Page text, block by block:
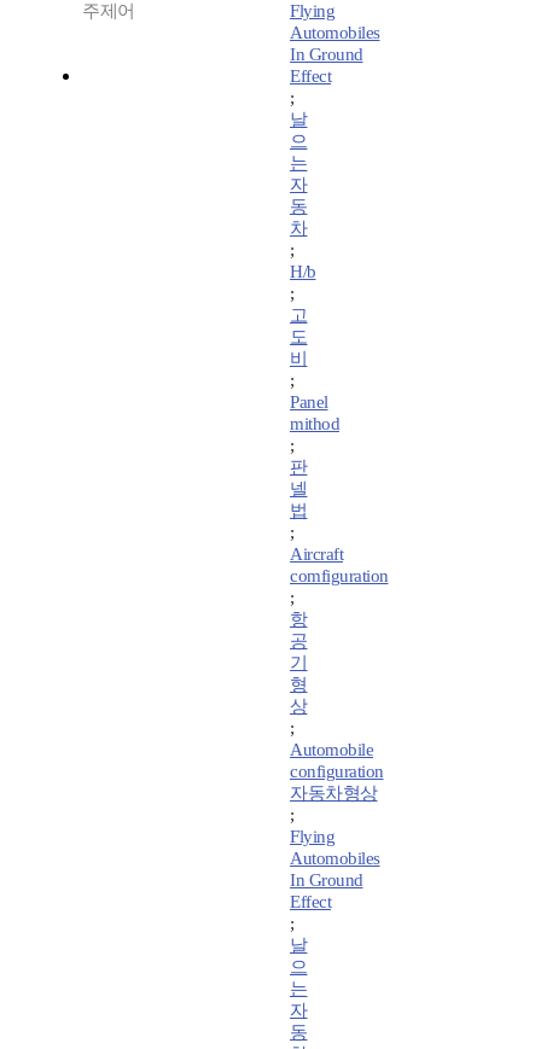
주제어
Flying
Automobiles
In Ground
Effect
;
날
으
는
자
동
차
;
H/b
;
고
도
비
;
Panel
mithod
;
판
넬
법
;
Aircraft
comfiguration
;
항
공
기
형
상
;
Automobile
configuration
자동차형상
;
Flying
Automobiles
In Ground
Effect
;
날
으
는
자
동